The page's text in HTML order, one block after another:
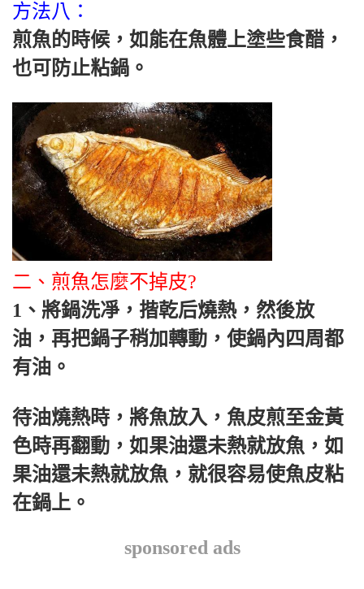
方法八：
煎魚的時候，如能在魚體上塗些食醋，
也可防止粘鍋。
二、煎魚怎麼不掉皮?
1、將鍋洗凈，揩乾后燒熱，然後放
油，再把鍋子稍加轉動，使鍋內四周都
有油。
待油燒熱時，將魚放入，魚皮煎至金黃
色時再翻動，如果油還未熱就放魚，如
果油還未熱就放魚，就很容易使魚皮粘
在鍋上。
sponsored ads